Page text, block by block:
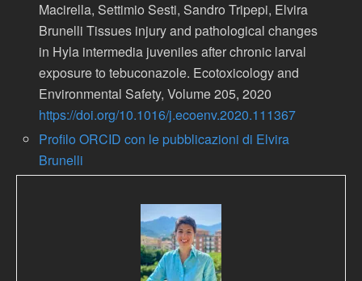
Macirella, Settimio Sesti, Sandro Tripepi, Elvira
Brunelli Tissues injury and pathological changes
in Hyla intermedia juveniles after chronic larval
exposure to tebuconazole. Ecotoxicology and
Environmental Safety, Volume 205, 2020
https://doi.org/10.1016/j.ecoenv.2020.111367
Profilo ORCID con le pubblicazioni di Elvira
Brunelli